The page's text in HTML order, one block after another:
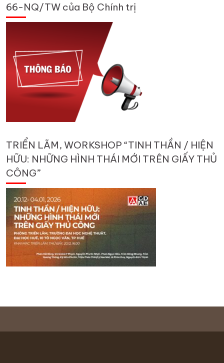
66-NQ/TW của Bộ Chính trị
TRIỂN LÃM, WORKSHOP “TINH THẦN / HIỆN
HỮU: NHỮNG HÌNH THÁI MỚI TRÊN GIẤY THỦ
CÔNG”